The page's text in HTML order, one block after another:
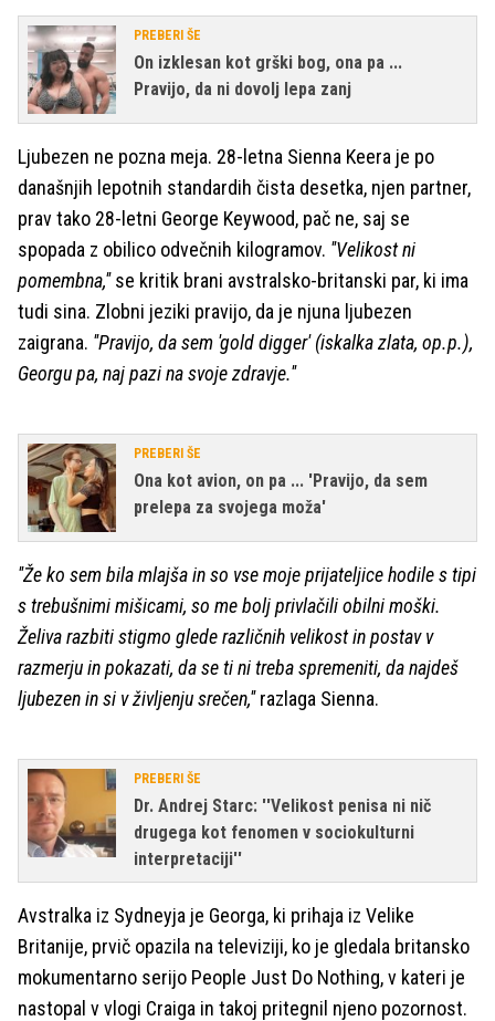
PREBERI ŠE
On izklesan kot grški bog, ona pa ...
Pravijo, da ni dovolj lepa zanj
Ljubezen ne pozna meja. 28-letna Sienna Keera je po
današnjih lepotnih standardih čista desetka, njen partner,
prav tako 28-letni George Keywood, pač ne, saj se
spopada z obilico odvečnih kilogramov. ''Velikost ni
pomembna,''se kritik brani avstralsko-britanski par, ki ima
tudi sina. Zlobni jeziki pravijo, da je njuna ljubezen
zaigrana. ''Pravijo, da sem 'gold digger' (iskalka zlata, op.p.),
Georgu pa, naj pazi na svoje zdravje.''
PREBERI ŠE
Ona kot avion, on pa ... 'Pravijo, da sem
prelepa za svojega moža'
''Že ko sem bila mlajša in so vse moje prijateljice hodile s tipi
s trebušnimi mišicami, so me bolj privlačili obilni moški.
Želiva razbiti stigmo glede različnih velikost in postav v
razmerju in pokazati, da se ti ni treba spremeniti, da najdeš
ljubezen in si v življenju srečen,''razlaga Sienna.
PREBERI ŠE
Dr. Andrej Starc: ''Velikost penisa ni nič
drugega kot fenomen v sociokulturni
interpretaciji''
Avstralka iz Sydneyja je Georga, ki prihaja iz Velike
Britanije, prvič opazila na televiziji, ko je gledala britansko
mokumentarno serijo People Just Do Nothing, v kateri je
nastopal v vlogi Craiga in takoj pritegnil njeno pozornost.